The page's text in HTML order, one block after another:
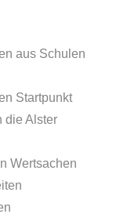
aus Schulen
Startpunkt
die Alster
Wertsachen